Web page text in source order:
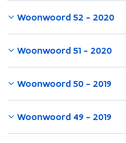
Woonwoord 52 - 2020
Woonwoord 51 - 2020
Woonwoord 50 - 2019
Woonwoord 49 - 2019